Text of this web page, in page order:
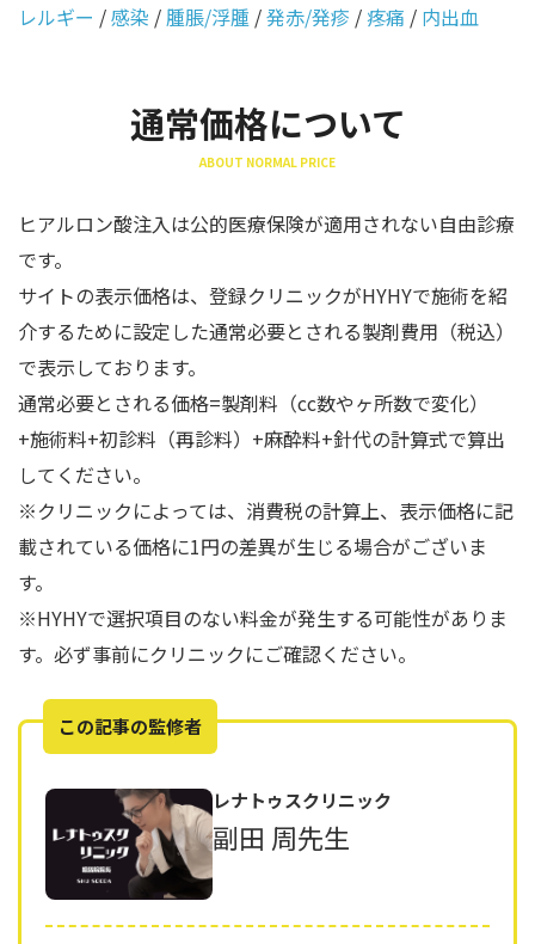
レルギー /感染 / 腫脹/浮腫 /発赤/発疹 /疼痛 / 内出血
通常価格について
ABOUT NORMAL PRICE
ヒアルロン酸注入は公的医療保険が適用されない自由診療
です。
サイトの表示価格は、登録クリニックがHYHYで施術を紹
介するために設定した通常必要とされる製剤費用（税込）
で表示しております。
通常必要とされる価格=製剤料（cc数やヶ所数で変化）
+施術料+初診料（再診料）+麻酔料+針代の計算式で算出
してください。
※クリニックによっては、消費税の計算上、表示価格に記
載されている価格に1円の差異が生じる場合がございま
す。
※HYHYで選択項目のない料金が発生する可能性がありま
す。必ず事前にクリニックにご確認ください。
この記事の監修者
レナトゥスクリニック
副田 周先生